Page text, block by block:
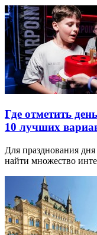
Где отметить
10 лучших
Для празднования
найти множество